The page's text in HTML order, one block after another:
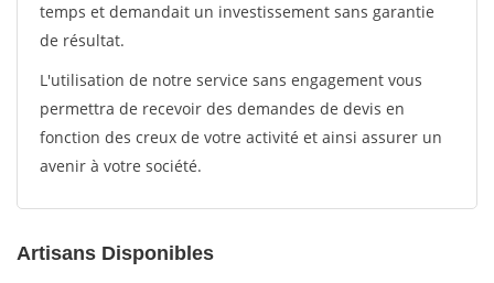
temps et demandait un investissement sans garantie
de résultat.
L'utilisation de notre service sans engagement vous
permettra de recevoir des demandes de devis en
fonction des creux de votre activité et ainsi assurer un
avenir à votre société.
Artisans Disponibles